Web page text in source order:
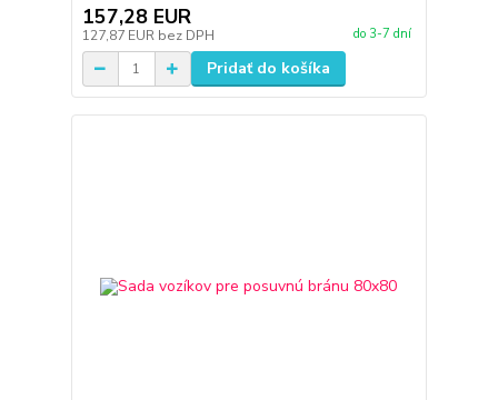
157,28 EUR
127,87 EUR bez DPH do 3-7 dní
Pridať do košíka